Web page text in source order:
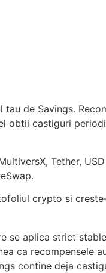
de Savings.
obtii castiguri
Tether,
crypto si
se aplica strict
ca recompensele
contine deja